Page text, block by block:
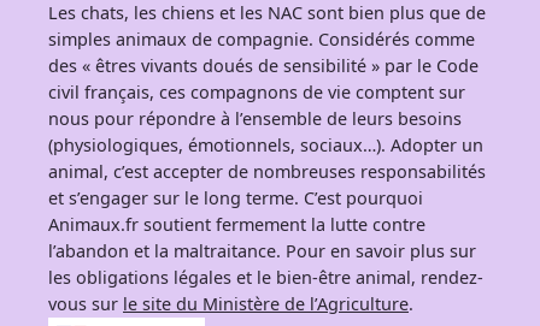
Les chats, les chiens et les NAC sont bien plus que de
simples animaux de compagnie. Considérés comme
des « êtres vivants doués de sensibilité » par le Code
civil français, ces compagnons de vie comptent sur
nous pour répondre à l’ensemble de leurs besoins
(physiologiques, émotionnels, sociaux…). Adopter un
animal, c’est accepter de nombreuses responsabilités
et s’engager sur le long terme. C’est pourquoi
Animaux.fr soutient fermement la lutte contre
l’abandon et la maltraitance. Pour en savoir plus sur
les obligations légales et le bien-être animal, rendez-
vous sur le site du Ministère de l’Agriculture.